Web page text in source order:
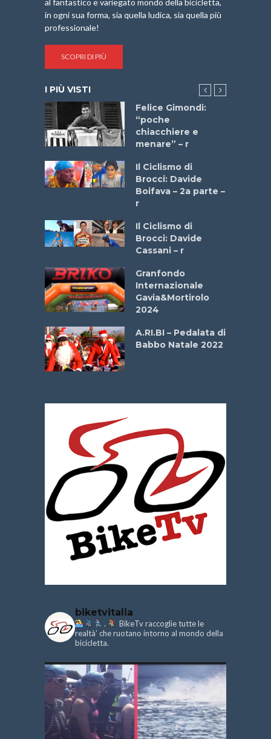
al fantastico e variegato mondo della bicicletta,
in ogni sua forma, sia quella ludica, sia quella più
professionale!
SCOPRI DI PIÙ
I PIÙ VISTI
Felice Gimondi:
“poche
chiacchiere e
menare” – r
Il Ciclismo di
Brocci: Davide
Boifava – 2a parte –
r
Il Ciclismo di
Brocci: Davide
Cassani – r
Granfondo
Internazionale
Gavia&Mortirolo
2024
A.RI.BI – Pedalata di
Babbo Natale 2022
biketvitalia
.
BikeTv raccoglie tutte le
realtà’ che ruotano intorno al mondo della
bicicletta.